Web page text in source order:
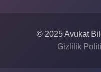
© 2025 Avukat
Gizlilik